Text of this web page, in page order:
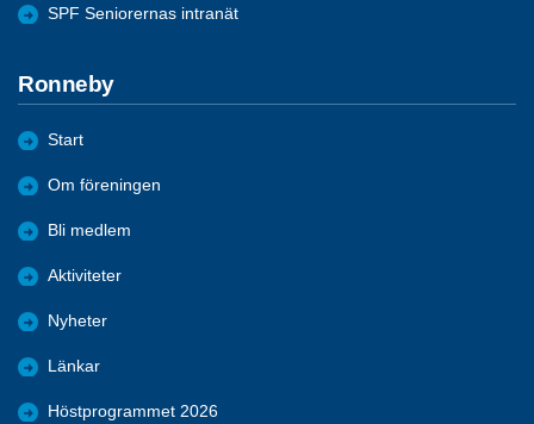
SPF Seniorernas intranät
Ronneby
Start
Om föreningen
Bli medlem
Aktiviteter
Nyheter
Länkar
Höstprogrammet 2026